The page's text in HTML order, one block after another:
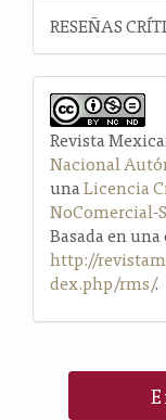
RESEÑAS
Revista
Nacional
unaLicencia
NoComercial-
Basada en
http://
dex.php/rms/.